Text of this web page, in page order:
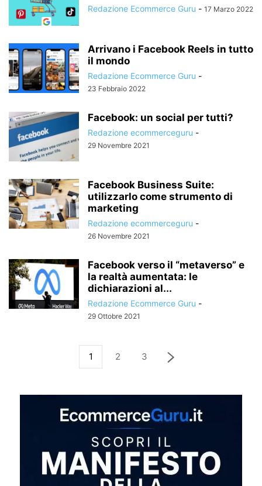
Redazione Ecommerce Guru - 17 Marzo 2022
Arrivano i Facebook Reels in tutto
il mondo
Redazione Ecommerce Guru -
23 Febbraio 2022
Facebook: un social per tutti?
Redazione ecommerceguru -
29 Novembre 2021
Facebook Business Suite:
utilizzarlo come strumento di
marketing
Redazione ecommerceguru -
26 Novembre 2021
Facebook verso il “metaverso” e
la realtà aumentata: le
dichiarazioni al...
Redazione Ecommerce Guru -
29 Ottobre 2021
1 2 3